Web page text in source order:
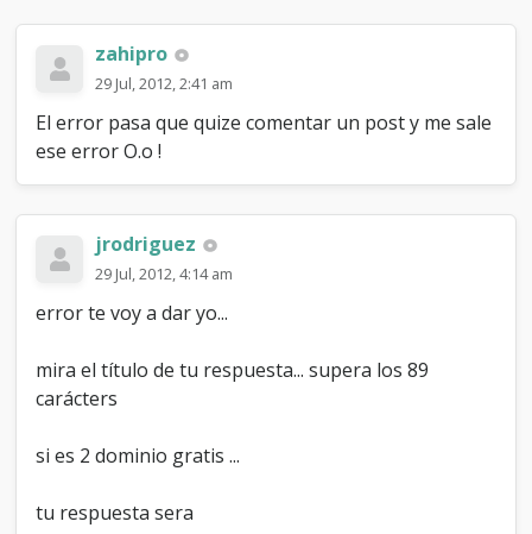
o
n
M
B
B
E
s
F
a
l
a
E
r
zahipro
29 Jul, 2012, 2:41 am
El error pasa que quize comentar un post y me sale
ese error O.o !
jrodriguez
29 Jul, 2012, 4:14 am
error te voy a dar yo...
mira el título de tu respuesta... supera los 89
carácters
si es 2 dominio gratis ...
tu respuesta sera